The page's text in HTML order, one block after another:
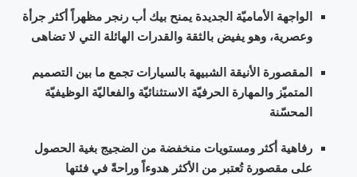
الواجهة الأماميّة الجديدة يمنح بيك أب رنجر مظهراً أكثر جرأة
وعصرية، وهو يفيض بالثقة والقدرات الهائلة التي لا تضاهى
المقصورة الأنيقة الشبيهة بالسيارات تجمع ما بين التصميم
المتميّز والمهارة الحرفيّة الاستثنائيّة والفعاليّة الوظيفيّة
المحسّنة
رفاهية أكثر ومستويات منخفضة من الضجيج بغية الحصول
على مقصورة تُعتبر من الأكثر هدوءاً وراحةً في فئتها